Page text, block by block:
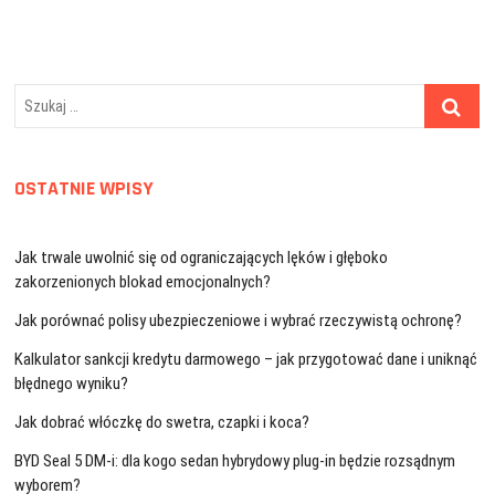
Szukaj
OSTATNIE WPISY
Jak trwale uwolnić się od ograniczających lęków i głęboko
zakorzenionych blokad emocjonalnych?
Jak porównać polisy ubezpieczeniowe i wybrać rzeczywistą ochronę?
Kalkulator sankcji kredytu darmowego – jak przygotować dane i uniknąć
błędnego wyniku?
Jak dobrać włóczkę do swetra, czapki i koca?
BYD Seal 5 DM-i: dla kogo sedan hybrydowy plug-in będzie rozsądnym
wyborem?